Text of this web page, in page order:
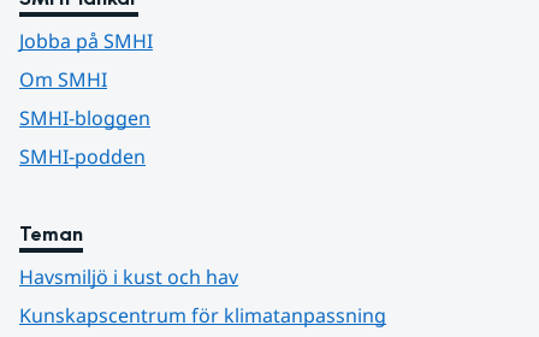
Jobba på SMHI
Om SMHI
SMHI-bloggen
SMHI-podden
Teman
Havsmiljö i kust och hav
Kunskapscentrum för klimatanpassning